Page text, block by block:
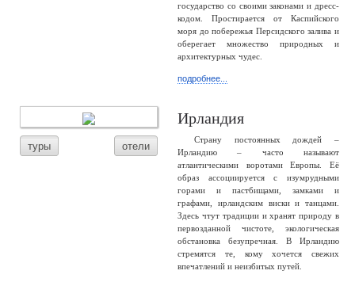
государство со своими законами и дресс-
кодом. Простирается от Каспийского
моря до побережья Персидского залива и
оберегает множество природных и
архитектурных чудес.
подробнее...
туры отели
Ирландия
Страну постоянных дождей –
Ирландию – часто называют
атлантическими воротами Европы. Её
образ ассоциируется с изумрудными
горами и пастбищами, замками и
графами, ирландским виски и танцами.
Здесь чтут традиции и хранят природу в
первозданной чистоте, экологическая
обстановка безупречная. В Ирландию
стремятся те, кому хочется свежих
впечатлений и неизбитых путей.